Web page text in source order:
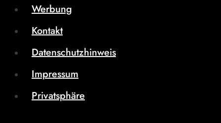
Werbung
Kontakt
Datenschutzhinweis
Impressum
Privatsphäre